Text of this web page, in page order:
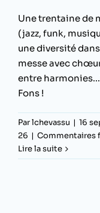
Une trentaine de
(jazz, funk,
une diversité
messe avec
entre
Fons !
Parlchevassu | 16
26 | Commentaires
Lire la suite